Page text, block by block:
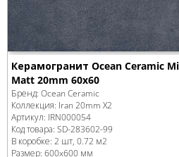
Керамогранит Ocean Ceramic
Matt 20mm 60х60
Бренд: Ocean Ceramic
Коллекция: Iran 20mm X2
Артикул: IRN000054
Код товара: SD-283602-99
В коробке: 2 шт, 0.72 м2
Размер: 600x600 мм